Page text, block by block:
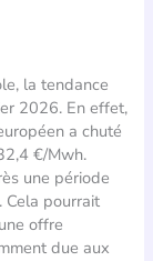
la tendance
2026. En effet,
a chuté
€/Mwh.
une période
Cela pourrait
offre
due aux